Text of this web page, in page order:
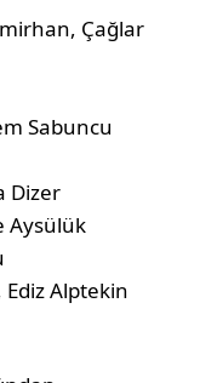
Çağlar
Sabuncu
Dizer
Aysülük
Alptekin